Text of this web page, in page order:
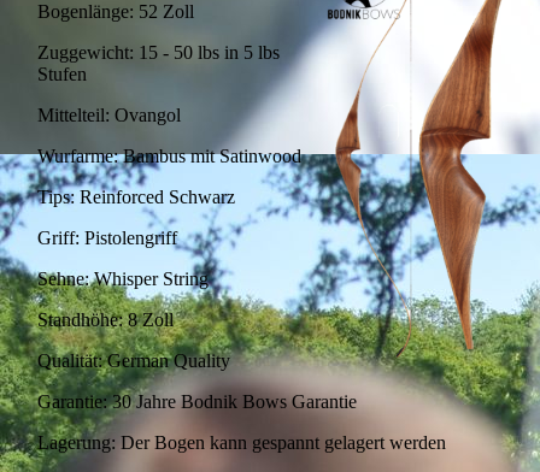
Bogenlänge: 52 Zoll
Zuggewicht: 15 - 50 lbs in 5 lbs
Stufen
Mittelteil: Ovangol
Wurfarme: Bambus mit Satinwood
Tips: Reinforced Schwarz
Griff: Pistolengriff
Sehne: Whisper String
Standhöhe: 8 Zoll
Qualität: German Quality
Garantie: 30 Jahre Bodnik Bows Garantie
Lagerung: Der Bogen kann gespannt gelagert werden